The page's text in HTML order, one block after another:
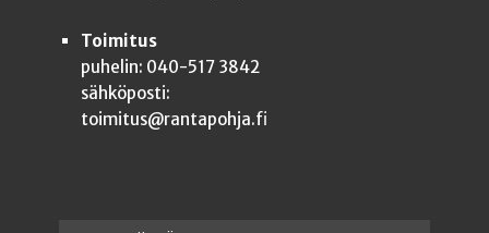
Toimitus
puhelin: 040-517 3842
sähköposti:
toimitus@rantapohja.fi